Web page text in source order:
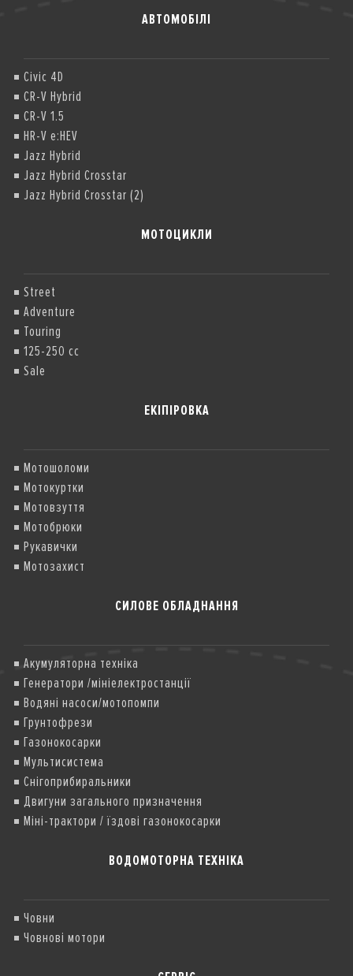
АВТОМОБІЛІ
Civic 4D
CR-V Hybrid
CR-V 1.5
HR-V e:HEV
Jazz Hybrid
Jazz Hybrid Crosstar
Jazz Hybrid Crosstar (2)
МОТОЦИКЛИ
Street
Adventure
Touring
125-250 cc
Sale
ЕКІПІРОВКА
Мотошоломи
Мотокуртки
Мотовзуття
Мотобрюки
Рукавички
Мотозахист
СИЛОВЕ ОБЛАДНАННЯ
Акумуляторна техніка
Генератори /мініелектростанції
Водяні насоси/мотопомпи
Грунтофрези
Газонокосарки
Мультисистема
Снігоприбиральники
Двигуни загального призначення
Міні-трактори / їздові газонокосарки
ВОДОМОТОРНА ТЕХНІКА
Човни
Човнові мотори